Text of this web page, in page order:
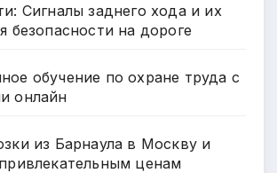
Сигналы заднего хода и их
безопасности на дороге
обучение по охране труда с
онлайн
из Барнаула в Москву и
ценам